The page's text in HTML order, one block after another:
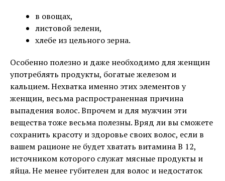
в овощах,
листовой зелени,
хлебе из цельного зерна.
Особенно полезно и даже необходимо для женщин
употреблять продукты, богатые железом и
кальцием. Нехватка именно этих элементов у
женщин, весьма распространенная причина
выпадения волос. Впрочем и для мужчин эти
вещества тоже весьма полезны. Вряд ли вы сможете
сохранить красоту и здоровье своих волос, если в
вашем рационе не будет хватать витамина В 12,
источником которого служат мясные продукты и
яйца. Не менее губителен для волос и недостаток